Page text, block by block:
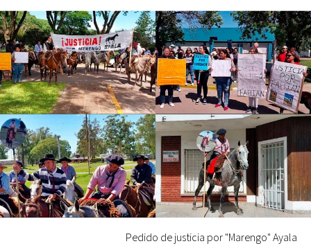
Pedido de justicia por "Marengo" Ayala